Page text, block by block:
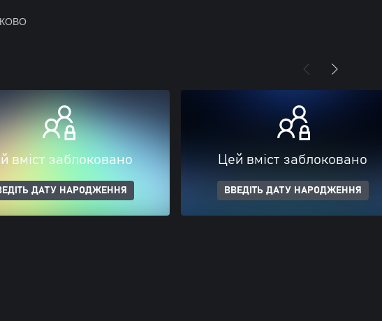
вміст заблоковано
ДАТУ НАРОДЖЕННЯ
Цей вміст заблоковано
ВВЕДІТЬ ДАТУ НАРОДЖЕННЯ